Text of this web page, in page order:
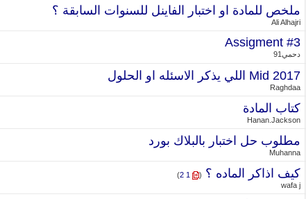
ملخص للمادة او اختبار الفاينل للسنوات السابقة ؟
Ali Alhajri
Assigment #3
دحمي91
Mid 2017 اللي يذكر الاسئله او الحلول
Raghdaa
كتاب المادة
Hanan.Jackson
مطلوب حل اختبار بالبلاك بورد
Muhanna
كيف اذاكر الماده ؟ (
1
2
)
wafa j